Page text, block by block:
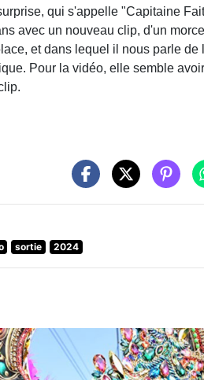
qui s'appelle "Capitaine
avec un nouveau clip, d'un
et dans lequel il nous parle
Pour la vidéo, elle semble
sortie 2024